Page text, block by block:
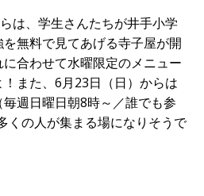
は、学生さんたちが井手小学
無料で見てあげる寺子屋が開
合わせて水曜限定のメニュー
また、6月23日（日）からは
週日曜日朝8時～／誰でも参
くの人が集まる場になりそうで